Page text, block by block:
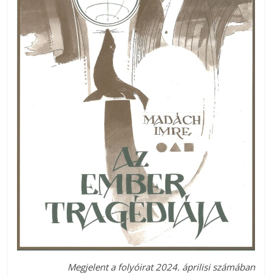
Megjelent a folyóirat 2024. áprilisi számában